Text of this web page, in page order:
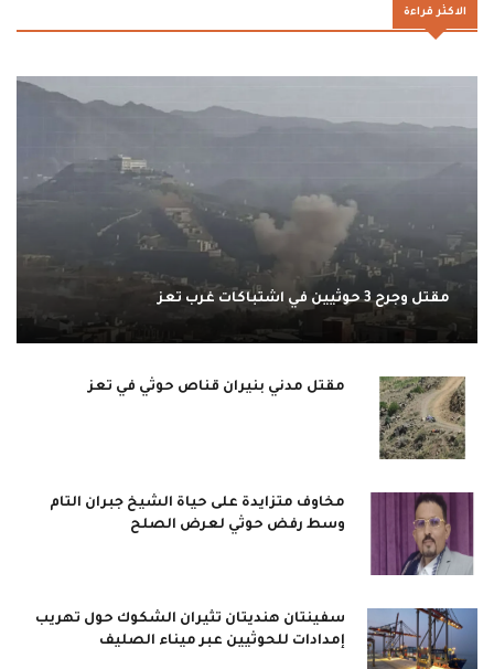
الاكثر قراءة
مقتل وجرح 3 حوثيين في اشتباكات غرب تعز
مقتل مدني بنيران قناص حوثي في تعز
مخاوف متزايدة على حياة الشيخ جبران التام
وسط رفض حوثي لعرض الصلح
سفينتان هنديتان تثيران الشكوك حول تهريب
إمدادات للحوثيين عبر ميناء الصليف